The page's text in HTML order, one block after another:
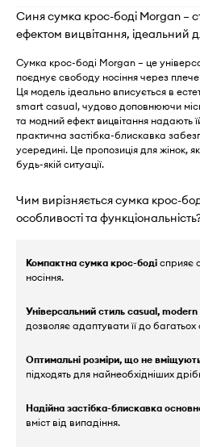
Синя сумка крос-боді Morgan –
ефектом вицвітання, ідеальний
Сумка крос-боді Morgan – це
поєднує свободу носіння через
Ця модель ідеально вписується в
smart casual, чудово доповнюючи
та модний ефект вицвітання надають
практична застібка-блискавка
усередині. Це пропозиція для жінок,
будь-якій ситуації.
Чим вирізняється сумка крос-
особливості та
Компактна сумка крос-боді сприяє
носіння.
Універсальний стиль casual,
дозволяє адаптувати її до багатьох
Оптимальні розміри, що не
підходять для найнеобхідніших
Надійна застібка-блискавка
вміст від випадіння.